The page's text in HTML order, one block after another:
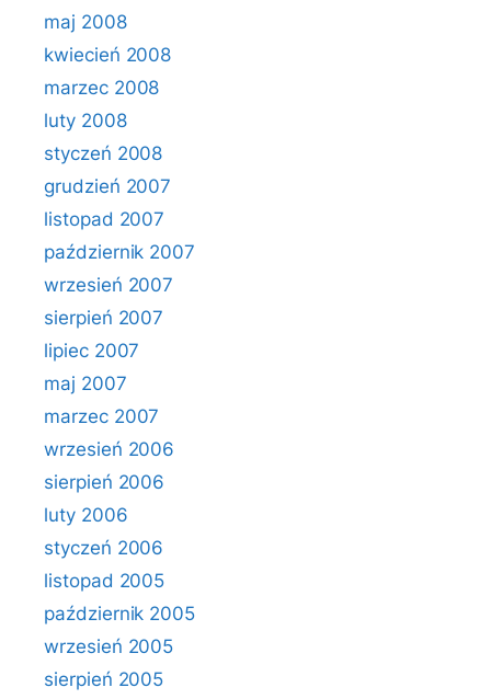
maj 2008
kwiecień 2008
marzec 2008
luty 2008
styczeń 2008
grudzień 2007
listopad 2007
październik 2007
wrzesień 2007
sierpień 2007
lipiec 2007
maj 2007
marzec 2007
wrzesień 2006
sierpień 2006
luty 2006
styczeń 2006
listopad 2005
październik 2005
wrzesień 2005
sierpień 2005